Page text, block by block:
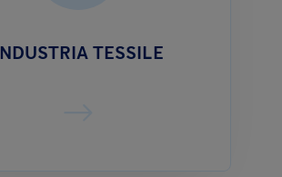
TESSILE